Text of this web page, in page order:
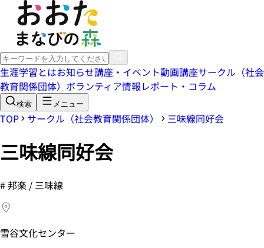
生涯学習とはお知らせ講座・イベント動画講座サークル（社会
教育関係団体） ボランティア情報レポート・コラム
検索 メニュー
TOP サークル（社会教育関係団体） 三味線同好会
三味線同好会
#邦楽 / 三味線
雪谷文化センター